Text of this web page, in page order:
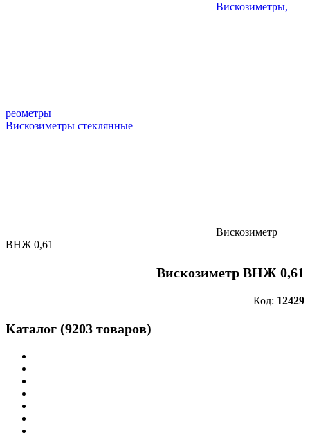
Вискозиметры,
реометры
Вискозиметры стеклянные
Вискозиметр
ВНЖ 0,61
Вискозиметр ВНЖ 0,61
Код: 12429
Каталог (9203 товаров)